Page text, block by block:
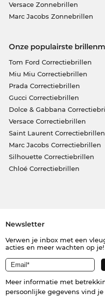
Versace Zonnebrillen
Marc Jacobs Zonnebrillen
Onze populairste
Tom Ford Correctiebrillen
Miu Miu Correctiebrillen
Prada Correctiebrillen
Gucci Correctiebrillen
Dolce & Gabbana
Versace Correctiebrillen
Saint Laurent Correctiebrillen
Marc Jacobs Correctiebrillen
Silhouette Correctiebrillen
Chloé Correctiebrillen
Newsletter
Verwen je inbox met een
acties en meer wachten op je!
Meer informatie met
persoonlijke gegevens vind je